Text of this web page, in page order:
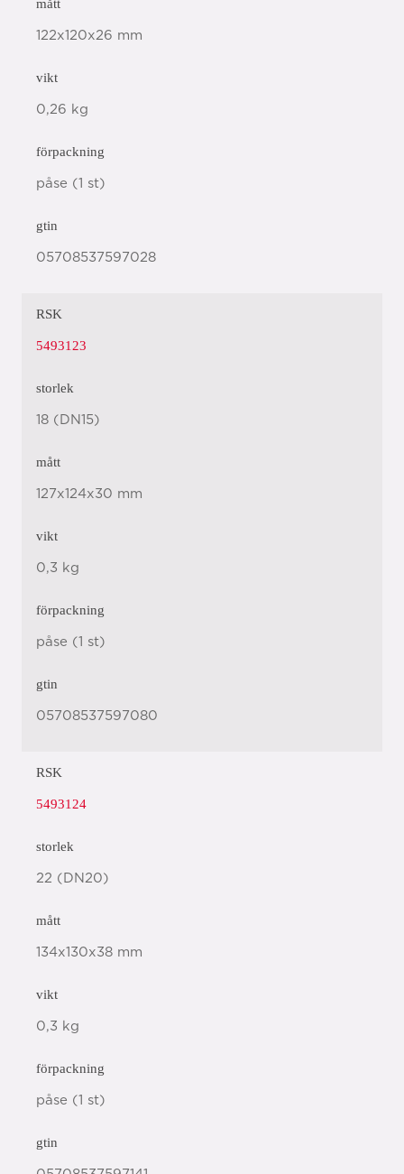
mått
122x120x26 mm
vikt
0,26 kg
förpackning
påse (1 st)
gtin
05708537597028
RSK
5493123
storlek
18 (DN15)
mått
127x124x30 mm
vikt
0,3 kg
förpackning
påse (1 st)
gtin
05708537597080
RSK
5493124
storlek
22 (DN20)
mått
134x130x38 mm
vikt
0,3 kg
förpackning
påse (1 st)
gtin